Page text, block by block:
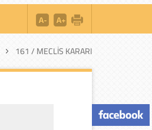
161 / MECLIS KARARI